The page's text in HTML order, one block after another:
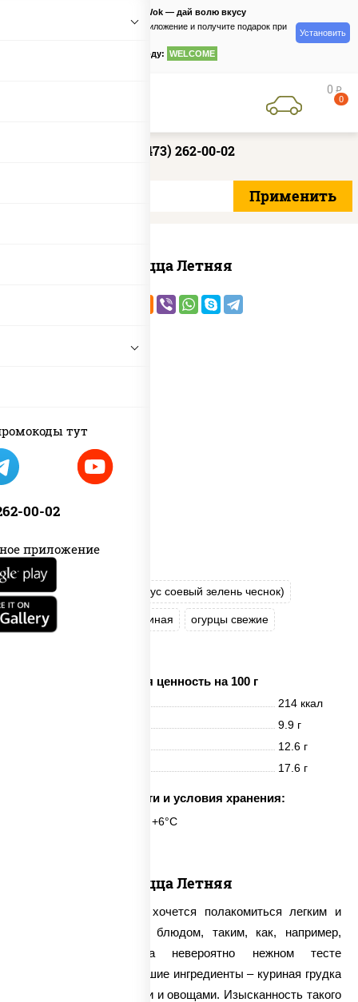
тут
00-02
приложение
PizzaSushiWok — дай волю вкусу
Скачайте приложение и получите подарок при
по промокоду: WELCOME
Установить
0 руб
0
+7 (473) 262-00-02
Пицца Летняя
соус "Шеф" (майонез соус соевый зелень чеснок)
помидоры грудка куриная огурцы свежие
Пищевая ценность на 100 г
214 ккал
9.9 г
12.6 г
17.6 г
Срок годности и условия хранения:
24 часа при t° от +2°C до +6°C
Пицца Летняя
В жаркие летние дни хочется полакомиться легким и
одновременно сытным блюдом, таким, как, например,
пицца «Летняя». На невероятно нежном тесте
расположились свежайшие ингредиенты – куриная грудка
со свежими помидорами и овощами. Изысканность такого